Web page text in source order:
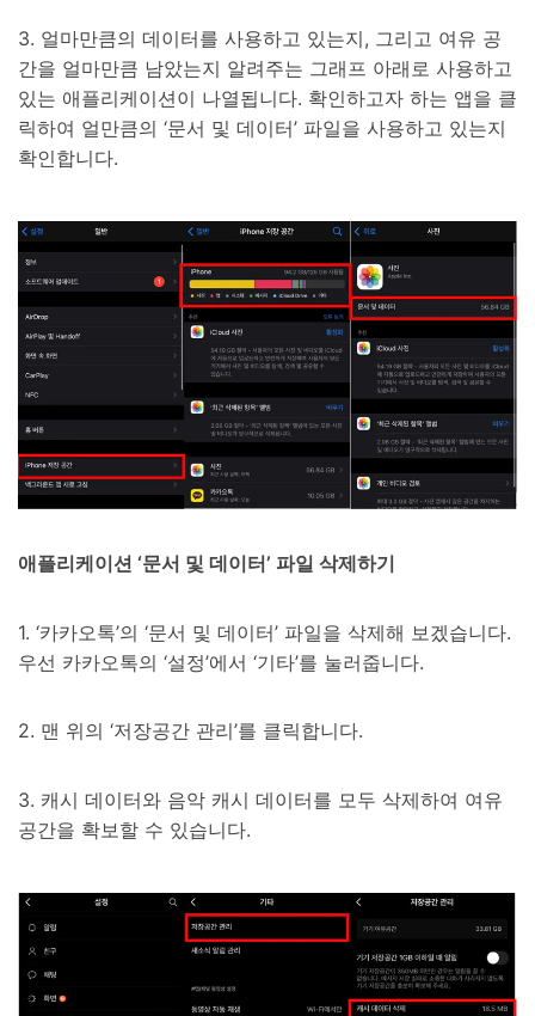
3. 얼마만큼의 데이터를 사용하고 있는지, 그리고 여유 공
간을 얼마만큼 남았는지 알려주는 그래프 아래로 사용하고
있는 애플리케이션이 나열됩니다. 확인하고자 하는 앱을 클
릭하여 얼만큼의 ‘문서 및 데이터’ 파일을 사용하고 있는지
확인합니다.
애플리케이션 ‘문서 및 데이터’ 파일 삭제하기
1. ‘카카오톡’의 ‘문서 및 데이터’ 파일을 삭제해 보겠습니다.
우선 카카오톡의 ‘설정’에서 ‘기타’를 눌러줍니다.
2. 맨 위의 ‘저장공간 관리’를 클릭합니다.
3. 캐시 데이터와 음악 캐시 데이터를 모두 삭제하여 여유
공간을 확보할 수 있습니다.